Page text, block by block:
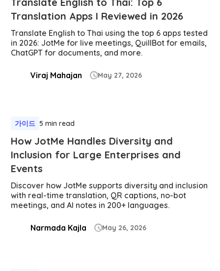
Translation Apps I Reviewed in 2026
Translate English to Thai using the top 6 apps tested
in 2026: JotMe for live meetings, QuillBot for emails,
ChatGPT for documents, and more.
Viraj Mahajan May 27, 2026
가이드 5 min read
How JotMe Handles Diversity and
Inclusion for Large Enterprises and
Events
Discover how JotMe supports diversity and inclusion
with real-time translation, QR captions, no-bot
meetings, and AI notes in 200+ languages.
Narmada Kajla May 26, 2026